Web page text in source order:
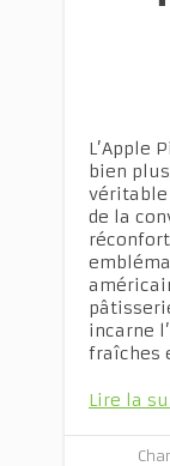
L’Apple
bien
véritable
de la
incarne
fraîches
Lire la